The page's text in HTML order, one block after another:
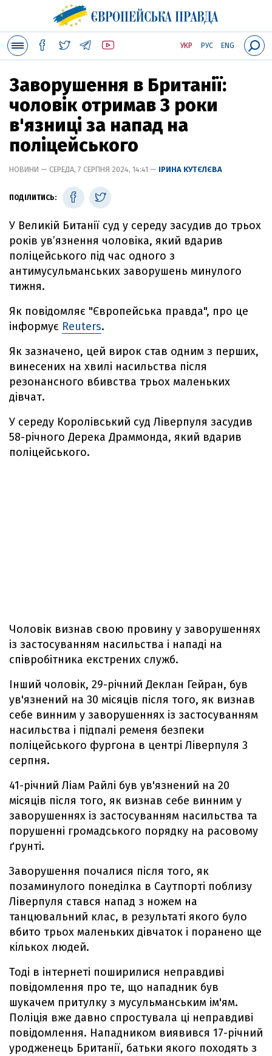
УКР РУС ENG
Заворушення в Британії:
чоловік отримав 3 роки
в'язниці за напад на
поліцейського
НОВИНИ — СЕРЕДА, 7 СЕРПНЯ 2024, 14:41 — ІРИНА КУТЄЛЄВА
ПОДІЛИТИСЬ:
У Великій Битанії суд у середу засудив до трьох
років ув’язнення чоловіка, який вдарив
поліцейського під час одного з
антимусульманських заворушень минулого
тижня.
Як повідомляє "Європейська правда", про це
інформує Reuters.
Як зазначено, цей вирок став одним з перших,
винесених на хвилі насильства після
резонансного вбивства трьох маленьких
дівчат.
У середу Королівський суд Ліверпуля засудив
58-річного Дерека Драммонда, який вдарив
поліцейського.
Чоловік визнав свою провину у заворушеннях
із застосуванням насильства і нападі на
співробітника екстрених служб.
Інший чоловік, 29-річний Деклан Гейран, був
ув'язнений на 30 місяців після того, як визнав
себе винним у заворушеннях із застосуванням
насильства і підпалі ременя безпеки
поліцейського фургона в центрі Ліверпуля 3
серпня.
41-річний Ліам Райлі був ув'язнений на 20
місяців після того, як визнав себе винним у
заворушеннях із застосуванням насильства та
порушенні громадського порядку на расовому
ґрунті.
Заворушення почалися після того, як
позаминулого понеділка в Саутпорті поблизу
Ліверпуля стався напад з ножем на
танцювальний клас, в результаті якого було
вбито трьох маленьких дівчаток і поранено ще
кількох людей.
Тоді в інтернеті поширилися неправдиві
повідомлення про те, що нападник був
шукачем притулку з мусульманським ім'ям.
Поліція вже давно спростувала ці неправдиві
повідомлення. Нападником виявився 17-річний
уродженець Британії, батьки якого походять з